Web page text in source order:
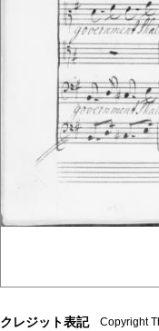
クレジット表記 Copyright